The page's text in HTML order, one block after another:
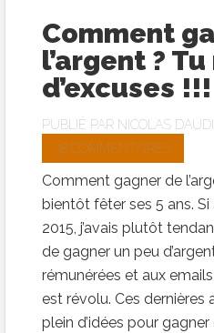
Comment
l’argent ? Tu
d’excuses !!!
PUBLIÉ PAR NICOLAS
38 COMMENTAIRES
Comment gagner de
bientôt fêter ses 5 ans.
2015, j’avais plutôt
de gagner un peu
rémunérées et aux
est révolu. Ces dernières
plein d’idées pour